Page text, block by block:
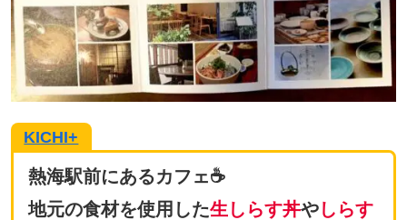
KICHI+
熱海駅前にあるカフェ☕
地元の食材を使用した生しらす丼やしらす